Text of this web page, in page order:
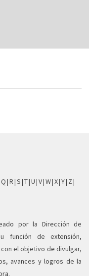
Q|R|S|T|U|V|W|X|Y| Z|
por la Dirección de
función de extensión,
el objetivo de divulgar,
avances y logros de la